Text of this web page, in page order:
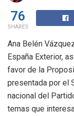
76
SHARES
Ana Belén
España Exterior,
favor de la
presentada por el
nacional del
temas que